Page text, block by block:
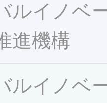
ルイノベ
進機構
ルイノベ